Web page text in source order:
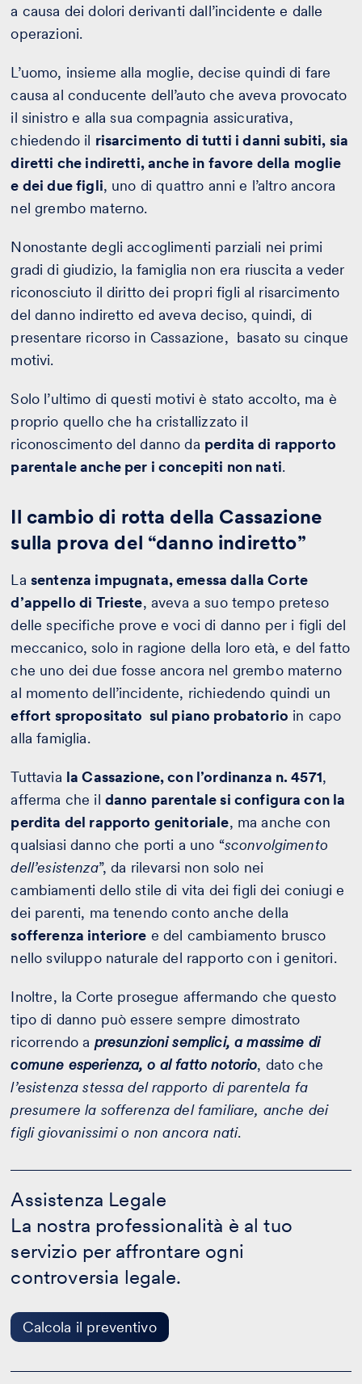
a causa dei dolori derivanti dall’incidente e dalle
operazioni.
L’uomo, insieme alla moglie, decise quindi di fare
causa al conducente dell’auto che aveva provocato
il sinistro e alla sua compagnia assicurativa,
chiedendo il risarcimento di tutti i danni subiti, sia
diretti che indiretti, anche in favore della moglie
e dei due figli, uno di quattro anni e l’altro ancora
nel grembo materno.
Nonostante degli accoglimenti parziali nei primi
gradi di giudizio, la famiglia non era riuscita a veder
riconosciuto il diritto dei propri figli al risarcimento
del danno indiretto ed aveva deciso, quindi, di
presentare ricorso in Cassazione, basato su cinque
motivi.
Solo l’ultimo di questi motivi è stato accolto, ma è
proprio quello che ha cristallizzato il
riconoscimento del danno da perdita di rapporto
parentale anche per i concepiti non nati.
Il cambio di rotta della Cassazione
sulla prova del “danno indiretto”
La sentenza impugnata, emessa dalla Corte
d’appello di Trieste, aveva a suo tempo preteso
delle specifiche prove e voci di danno per i figli del
meccanico, solo in ragione della loro età, e del fatto
che uno dei due fosse ancora nel grembo materno
al momento dell’incidente, richiedendo quindi un
effort spropositato sul piano probatorio in capo
alla famiglia.
Tuttavia la Cassazione, con l’ordinanza n. 4571,
afferma che il danno parentale si configura con la
perdita del rapporto genitoriale, ma anche con
qualsiasi danno che porti a uno “sconvolgimento
dell’esistenza”, da rilevarsi non solo nei
cambiamenti dello stile di vita dei figli dei coniugi e
dei parenti, ma tenendo conto anche della
sofferenza interiore e del cambiamento brusco
nello sviluppo naturale del rapporto con i genitori.
Inoltre, la Corte prosegue affermando che questo
tipo di danno può essere sempre dimostrato
ricorrendoa presunzioni semplici, a massime di
comune esperienza, o al fatto notorio, dato che
l’esistenza stessa del rapporto di parentela fa
presumere la sofferenza del familiare, anche dei
figli giovanissimi o non ancora nati.
Assistenza Legale
La nostra professionalità è al tuo
servizio per affrontare ogni
controversia legale.
Calcola il preventivo
Legale
-
Calcola
preventivo